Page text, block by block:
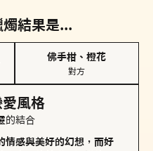
結果是...
佛手柑、橙花
對方
風格
的結合
情感與美好的幻想，而好